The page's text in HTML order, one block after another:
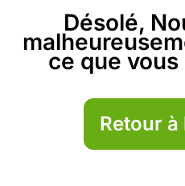
Désolé,
ce que
Retour